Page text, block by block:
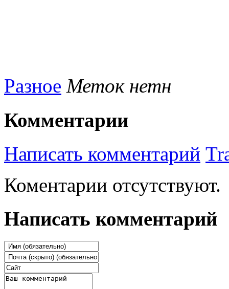
Разное Меток нетн
Комментарии
Написать комментарий
Коментарии отсутствуют.
Написать комментарий